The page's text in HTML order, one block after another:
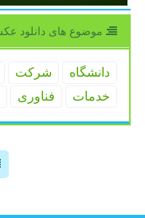
موضوع های دانلود
دانشگاه شركت
خدمات
فناوری